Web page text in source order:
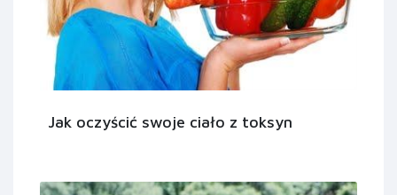
Jak oczyścić swoje ciało z toksyn